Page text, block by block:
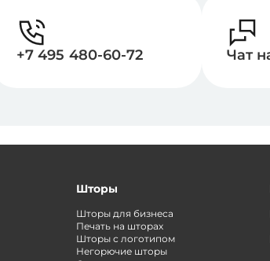
+7 495 480-60-72 Чат
Шторы
Шторы для бизнеса
Печать на шторах
Шторы с логотипом
Негорючие шторы